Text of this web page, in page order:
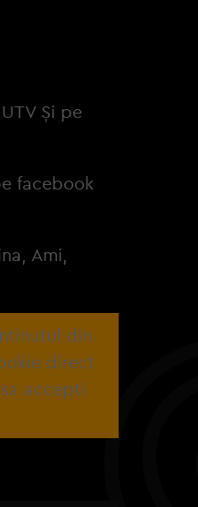
Și pe
facebook
Ami,
din
direct
accepti